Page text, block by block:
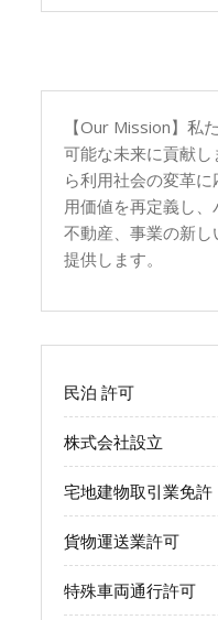
【Our Mission】私
可能な未来に貢献
ら利用社会の変革
用価値を再定義し、
不動産、事業の新
提供します。
民泊 許可
株式会社設立
宅地建物取引業免許
貨物運送業許可
特殊車両通行許可